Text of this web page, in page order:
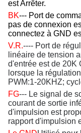
est Arrêter.
BK--- Port de
pas de connexion
connectez à GND
V.R.---- Port de
linéaire de tension
d'entrée est de 20K
lorsque la
PWM:1-20KHZ;
FG--- Le signal de
courant de sortie
d'impulsion est
rapport d'impulsion